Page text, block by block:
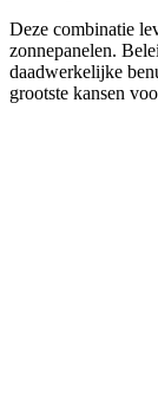
Deze combinatie
zonnepanelen.
daadwerkelijke
grootste kansen